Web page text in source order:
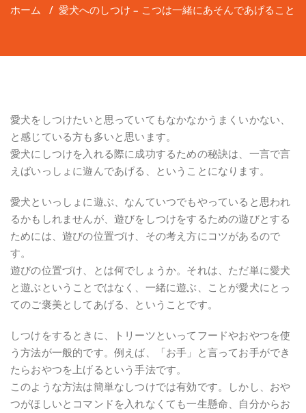
ホーム / 愛犬へのしつけ – こつは一緒にあそんであげること
愛犬をしつけたいと思っていてもなかなかうまくいかない、
と感じている方も多いと思います。
愛犬にしつけを入れる際に成功するための秘訣は、一言で言
えばいっしょに遊んであげる、ということになります。
愛犬といっしょに遊ぶ、なんていつでもやっていると思われ
るかもしれませんが、遊びをしつけをするための遊びとする
ためには、遊びの位置づけ、その考え方にコツがあるので
す。
遊びの位置づけ、とは何でしょうか。それは、ただ単に愛犬
と遊ぶということではなく、一緒に遊ぶ、ことが愛犬にとっ
てのご褒美としてあげる、ということです。
しつけをするときに、トリーツといってフードやおやつを使
う方法が一般的です。例えば、「お手」と言ってお手ができ
たらおやつを上げるという手法です。
このような方法は簡単なしつけでは有効です。しかし、おや
つがほしいとコマンドを入れなくても一生懸命、自分からお